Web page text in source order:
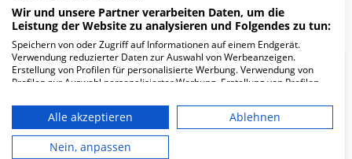
Mehr Informationen
FAQ
Hier ﬁnden Sie häuﬁg gestellte Fragen zu dieser Klinik.
Wir und unsere Partner verarbeiten Daten, um die
Leistung der Website zu analysieren und Folgendes zu tun:
Speichern von oder Zugriff auf Informationen auf einem Endgerät.
Verwendung reduzierter Daten zur Auswahl von Werbeanzeigen.
Erstellung von Profilen für personalisierte Werbung. Verwendung von
Profilen zur Auswahl personalisierter Werbung. Erstellung von Profilen
personalisierter Inhalte. Messung der Werbeleistung. Messung der
Performance von Inhalten. Analyse von Zielgruppen durch Statistiken
oder Kombinationen von Daten aus verschiedenen Quellen. Entwicklung
und Verbesserung der Angebote. Verwendung reduzierter Daten zur
Alle akzeptieren
Ablehnen
Nein, anpassen